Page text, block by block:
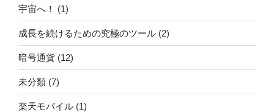
宇宙へ！ (1)
成長を続けるための究極のツール (2)
暗号通貨 (12)
未分類 (7)
楽天モバイル (1)